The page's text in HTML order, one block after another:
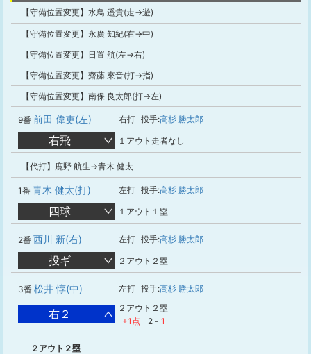
【守備位置変更】水鳥 遥貴(走→遊)
【守備位置変更】永廣 知紀(右→中)
【守備位置変更】日置 航(左→右)
【守備位置変更】齋藤 來音(打→指)
【守備位置変更】南保 良太郎(打→左)
9番 前田 偉吏(左) 右打 投手:高杉 勝太郎
右飛 １アウト走者なし
【代打】鹿野 航生→青木 健太
1番 青木 健太(打) 左打 投手:高杉 勝太郎
四球 １アウト１塁
2番 西川 新(右) 左打 投手:高杉 勝太郎
投ギ ２アウト２塁
3番 松井 惇(中) 左打 投手:高杉 勝太郎
右２
２アウト２塁
+1点
2 - 1
２アウト２塁